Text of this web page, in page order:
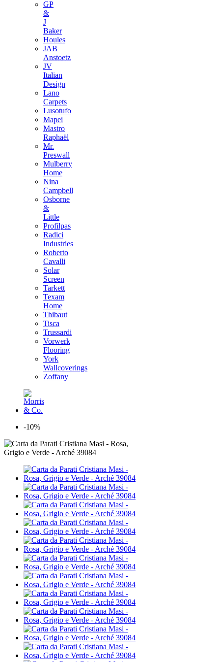
GP
&
J
Baker
Houles
JAB
Anstoetz
JV
Italian
Design
Lano
Carpets
Lusotufo
Mapei
Mastro
Raphaël
Mr.
Preswall
Mulberry
Home
Nina
Campbell
Osborne
&
Little
Profilpas
Radici
Industries
Roberto
Cavalli
Solar
Screen
Tarkett
Texam
Home
Thibaut
Tisca
Trussardi
Vorwerk
Flooring
York
Wallcoverings
Zoffany
-10%